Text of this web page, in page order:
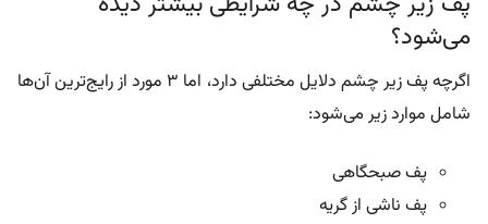
می‌شود؟
اگرچه پف زیر چشم دلایل مختلفی دارد، اما 3 مورد از رایج‌ترین آن‌ها
شامل موارد زیر می‌شود:
پف صبحگاهی
پف ناشی از گریه